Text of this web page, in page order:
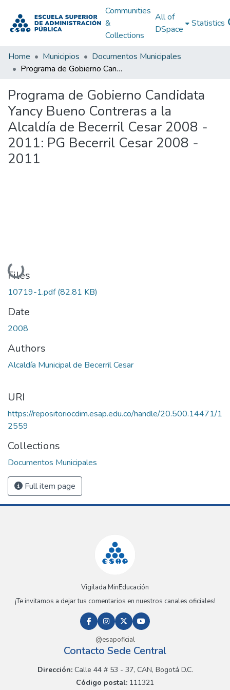
Communities
&
Collections
All of
DSpace
Statistics
Home Municipios
Documentos Municipales
Programa de Gobierno Candidata Yancy Bueno Contreras a la Alcaldía de Becerril Cesar 2008 - 2011: PG Becerril Cesar 2008 - 2011
Programa de Gobierno Candidata
Yancy Bueno Contreras a la
Alcaldía de Becerril Cesar 2008 -
2011: PG Becerril Cesar 2008 -
2011
Loading...
Files
10719-1.pdf(82.81 KB)
Date
2008
Authors
Alcaldía Municipal de Becerril Cesar
URI
https://repositoriocdim.esap.edu.co/handle/20.500.14471/1
2559
Collections
Documentos Municipales
Full item page
Vigilada MinEducación
¡Te invitamos a dejar tus comentarios en nuestros canales oficiales!
@esapoficial
Contacto Sede Central
Dirección:Calle 44 # 53 - 37, CAN, Bogotá D.C.
Código postal: 111321